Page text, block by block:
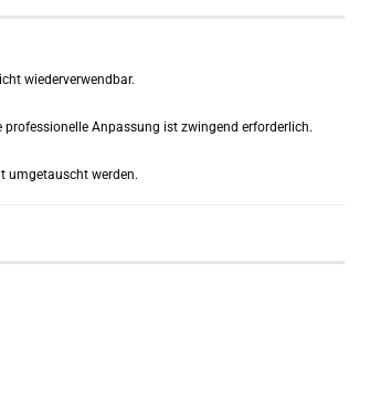
wiederverwendbar.
professionelle Anpassung ist zwingend erforderlich.
umgetauscht werden.